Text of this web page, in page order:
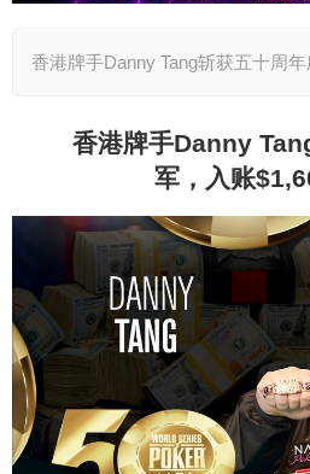
香港牌手Danny Tang斩获五十周
香港牌手Danny
军，入账